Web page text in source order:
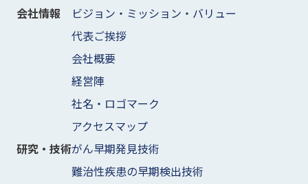
会社情報
ビジョン・ミッション・バリュー
代表ご挨拶
会社概要
経営陣
社名・ロゴマーク
アクセスマップ
研究・技術がん早期発見技術
難治性疾患の早期検出技術